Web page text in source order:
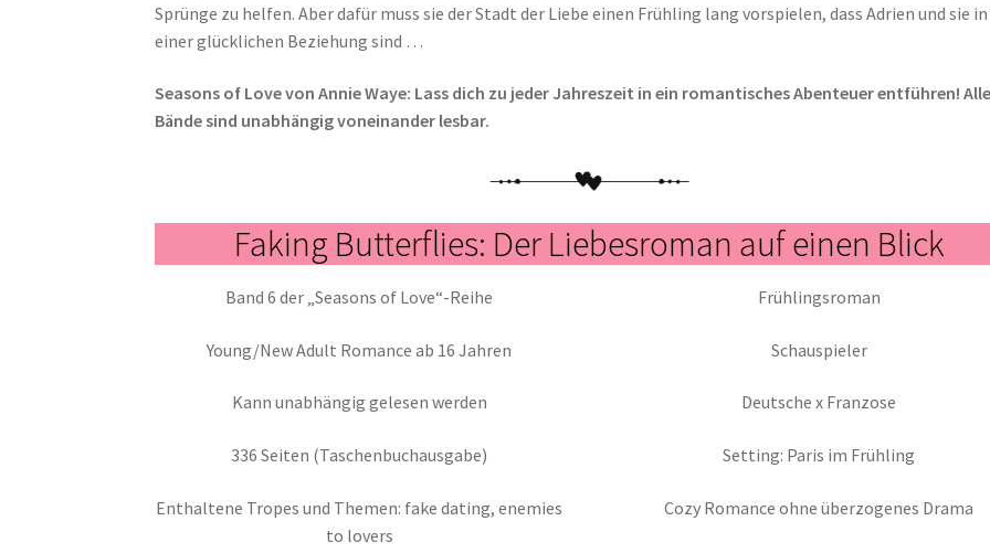
Sprünge zu helfen. Aber dafür muss sie der Stadt der Liebe einen Frühling lang vorspielen, dass Adrien und sie in
einer glücklichen Beziehung sind …
Seasons of Love von Annie Waye: Lass dich zu jeder Jahreszeit in ein romantisches Abenteuer entführen!
Bände sind unabhängig voneinander lesbar.
Faking Butterflies: Der Liebesroman auf einen Blick
Band 6 der „Seasons of Love“-Reihe
Young/New Adult Romance ab 16 Jahren
Kann unabhängig gelesen werden
336 Seiten (Taschenbuchausgabe)
Enthaltene Tropes und Themen: fake dating, enemies
to lovers
Frühlingsroman
Schauspieler
Deutsche x Franzose
Setting: Paris im Frühling
Cozy Romance ohne überzogenes Drama